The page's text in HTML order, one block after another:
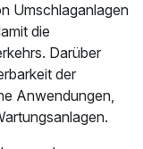
Umschlaganlagen
die
Darüber
der
Anwendungen,